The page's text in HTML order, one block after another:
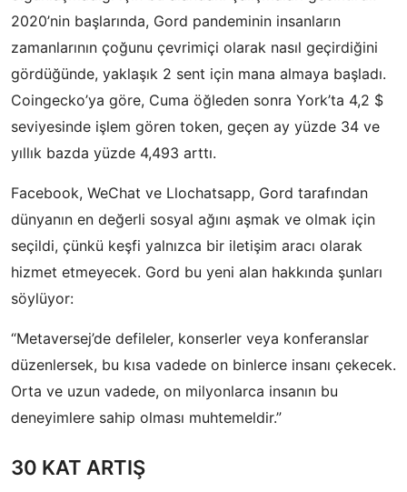
2020’nin başlarında, Gord pandeminin insanların
zamanlarının çoğunu çevrimiçi olarak nasıl geçirdiğini
gördüğünde, yaklaşık 2 sent için mana almaya başladı.
Coingecko’ya göre, Cuma öğleden sonra York’ta 4,2 $
seviyesinde işlem gören token, geçen ay yüzde 34 ve
yıllık bazda yüzde 4,493 arttı.
Facebook, WeChat ve Llochatsapp, Gord tarafından
dünyanın en değerli sosyal ağını aşmak ve olmak için
seçildi, çünkü keşfi yalnızca bir iletişim aracı olarak
hizmet etmeyecek. Gord bu yeni alan hakkında şunları
söylüyor:
“Metaversej’de defileler, konserler veya konferanslar
düzenlersek, bu kısa vadede on binlerce insanı çekecek.
Orta ve uzun vadede, on milyonlarca insanın bu
deneyimlere sahip olması muhtemeldir.”
30 KAT ARTIŞ